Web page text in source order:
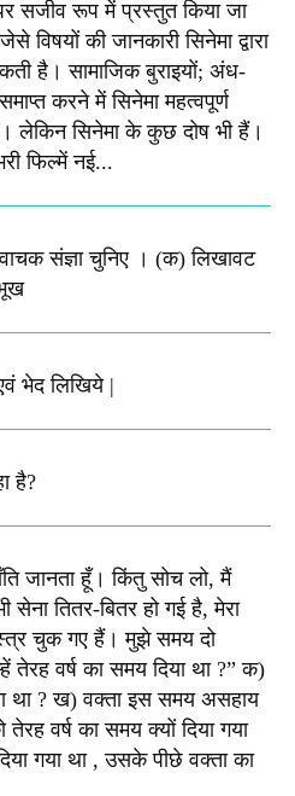
सजीव रूप में प्रस्तुत किया जा
की जानकारी सिनेमा द्वारा
है। सामाजिक बुराइयों; अंध-
करने में सिनेमा महत्वपूर्ण
लेकिन सिनेमा के कुछ दोष भी हैं।
फिल्में नई...
संज्ञा चुनिए । (क) लिखावट
भेद लिखिये |
है?
जानता हूँ। किंतु सोच लो, मैं
तितर-बितर हो गई है, मेरा
चुक गए हैं। मुझे समय दो
तेरह वर्ष का समय दिया था ?” क)
था ? ख) वक्‍ता इस समय असहाय
तेरह वर्ष का समय क्‍यों दिया गया
गया था , उसके पीछे वक्‍ता का